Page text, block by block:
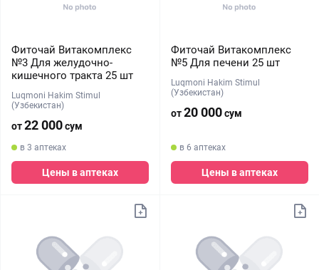
Фиточай Витакомплекс
№3 Для желудочно-
кишечного тракта 25 шт
Luqmoni Hakim Stimul
(Узбекистан)
от22 000сум
в 3 аптеках
Цены в аптеках
Фиточай Витакомплекс
№5 Для печени 25 шт
Luqmoni Hakim Stimul
(Узбекистан)
от20 000сум
в 6 аптеках
Цены в аптеках